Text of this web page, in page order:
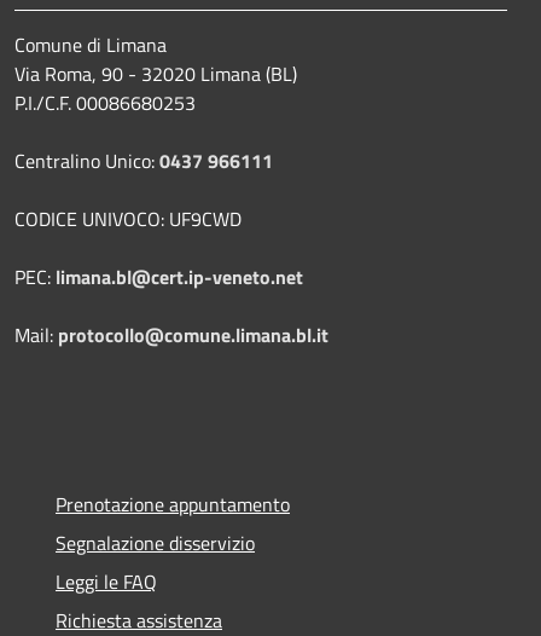
Comune di Limana
Via Roma, 90 - 32020 Limana (BL)
P.I./C.F. 00086680253
Centralino Unico:0437 966111
CODICE UNIVOCO: UF9CWD
PEC: limana.bl@cert.ip-veneto.net
Mail: protocollo@comune.limana.bl.it
Prenotazione appuntamento
Segnalazione disservizio
Leggi le FAQ
Richiesta assistenza